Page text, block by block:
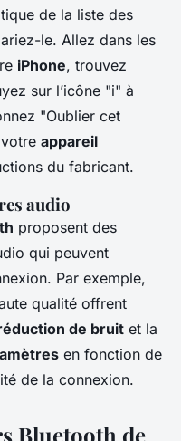
de la liste des
le. Allez dans les
iPhone, trouvez
sur l’icône "i" à
"Oublier cet
appareil
du fabricant.
audio
proposent des
qui peuvent
Par exemple,
qualité offrent
de bruit et la
en fonction de
de la connexion.
Bluetooth de